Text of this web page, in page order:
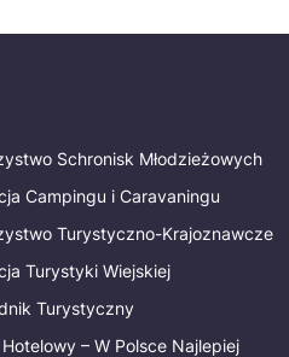
Schronisk Młodzieżowych
Campingu i Caravaningu
Turystyczno-Krajoznawcze
Turystyki Wiejskiej
Turystyczny
– W Polsce Najlepiej